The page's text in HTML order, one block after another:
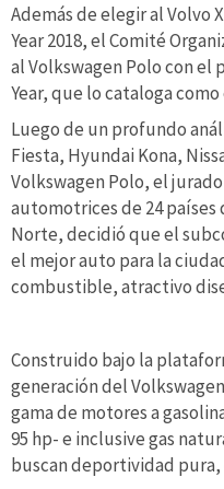
Además de elegir al Volvo
Year 2018, el Comité
al Volkswagen Polo con el
Year, que lo cataloga
Luego de un profundo
Fiesta, Hyundai Kona,
Volkswagen Polo, el
automotrices de 24 países
Norte, decidió que el
el mejor auto para la
combustible, atractivo
Construido bajo la
generación del
gama de motores a
95 hp- e inclusive gas
buscan deportividad pura,